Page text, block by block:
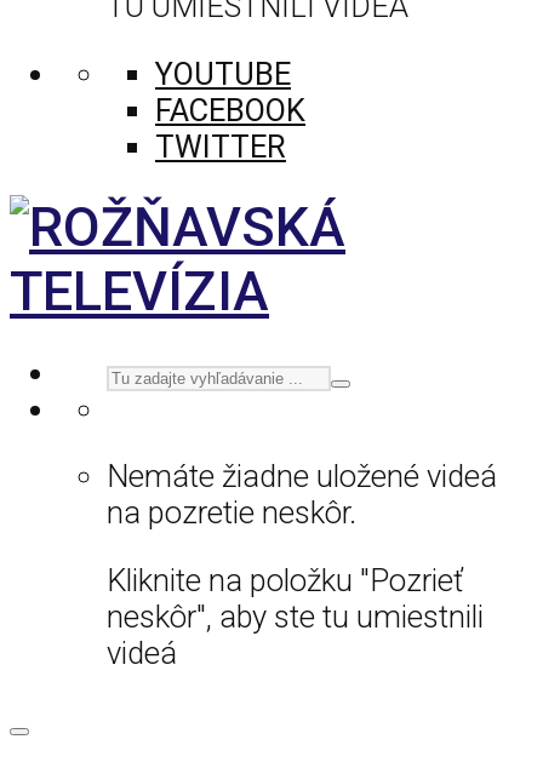
YOUTUBE
FACEBOOK
TWITTER
Nemáte žiadne uložené videá
na pozretie neskôr.
Kliknite na položku "Pozrieť
neskôr", aby ste tu umiestnili
videá